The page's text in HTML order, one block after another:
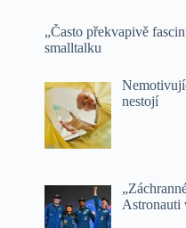
„Často překvapivě
smalltalku
nestojí
Astronauti